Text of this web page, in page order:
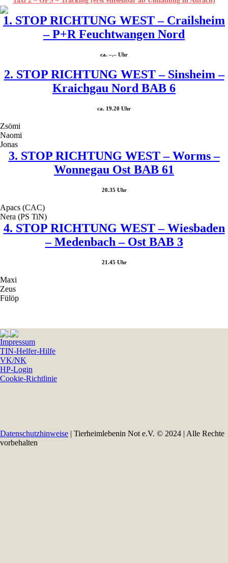
1. STOP RICHTUNG WEST – Crailsheim
– P+R Feuchtwangen Nord
ca. –.– Uhr
2. STOP RICHTUNG WEST – Sinsheim –
Kraichgau Nord BAB 6
ca. 19.20 Uhr
Zsömi
Naomi
Jonas
3. STOP RICHTUNG WEST – Worms –
Wonnegau Ost BAB 61
20.35 Uhr
Apacs (CAC)
Nera (PS TiN)
4. STOP RICHTUNG WEST – Wiesbaden
– Medenbach – Ost BAB 3
21.45 Uhr
Maxi
Zeus
Fülöp
Impressum
TIN-Helfer-Hilfe
VK/NK
HP-Login
Cookie-Richtlinie
Datenschutzhinweise | Tierheimlebenin Not e.V. © 2024 | Alle Rechte
vorbehalten